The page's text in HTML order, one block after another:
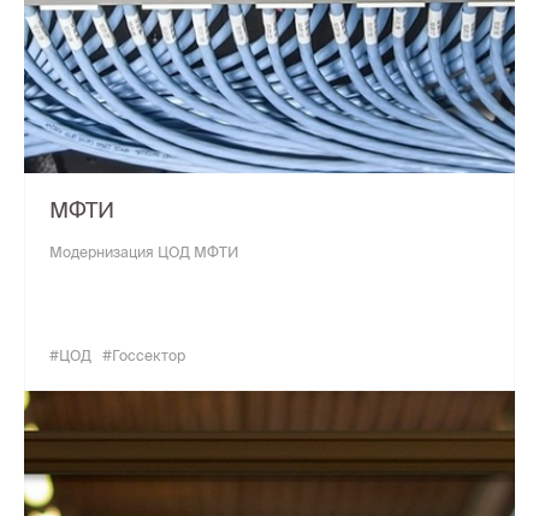
МФТИ
Модернизация ЦОД МФТИ
#ЦОД #Госсектор